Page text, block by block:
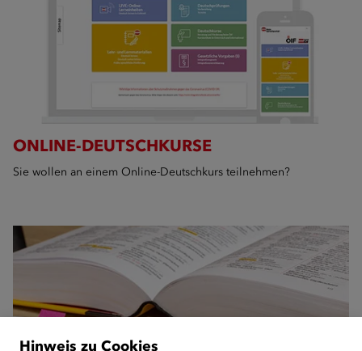
ONLINE-DEUTSCHKURSE
Sie wollen an einem Online-Deutschkurs teilnehmen?
Hinweis zu Cookies